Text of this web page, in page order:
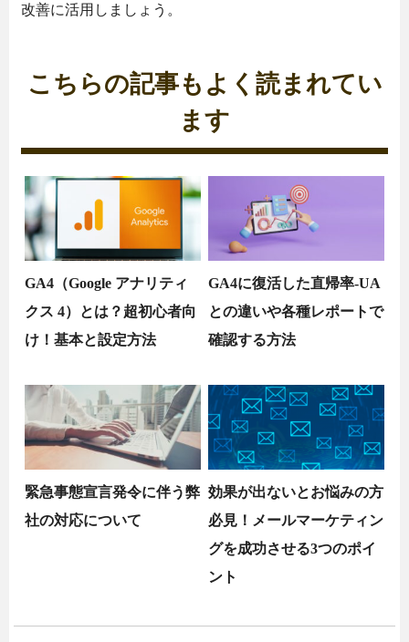
改善に活用しましょう。
こちらの記事もよく読まれてい
ます
GA4（Google アナリティ
クス 4）とは？超初心者向
け！基本と設定方法
GA4に復活した直帰率-UA
との違いや各種レポートで
確認する方法
緊急事態宣言発令に伴う弊
社の対応について
効果が出ないとお悩みの方
必見！メールマーケティン
グを成功させる3つのポイ
ント